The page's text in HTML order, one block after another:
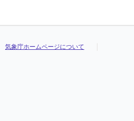
気象庁ホームページについて